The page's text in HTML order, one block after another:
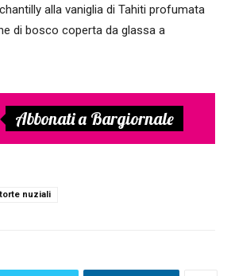
alla vaniglia di Tahiti profumata
di bosco coperta da glassa a
Abbonati a Bargiornale
torte nuziali